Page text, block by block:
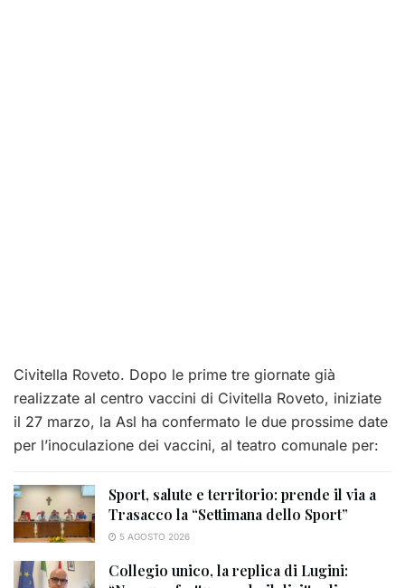
Civitella Roveto. Dopo le prime tre giornate già
realizzate al centro vaccini di Civitella Roveto, iniziate
il 27 marzo, la Asl ha confermato le due prossime date
per l’inoculazione dei vaccini, al teatro comunale per:
Sport, salute e territorio: prende il via a
Trasacco la “Settimana dello Sport”
5 AGOSTO 2026
Collegio unico, la replica di Lugini: